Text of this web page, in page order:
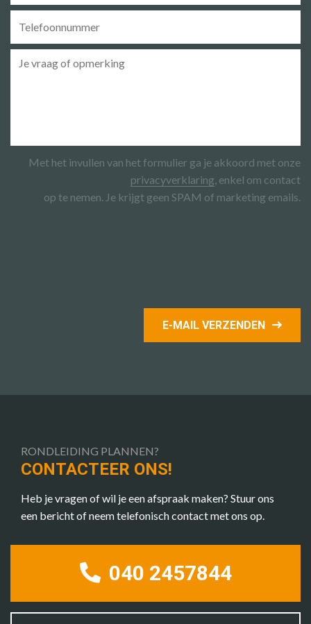
Met het invullen van het formulier ga je akkoord met onze
privacyverklaring, enkel om contact
op te nemen. Je krijgt geen SPAM of marketing emails.
E-MAIL VERZENDEN
RONDLEIDING PLANNEN?
CONTACTEER ONS!
Heb je vragen of wil je een afspraak maken? Stuur ons
een bericht of neem telefonisch contact met ons op.
040 2457844